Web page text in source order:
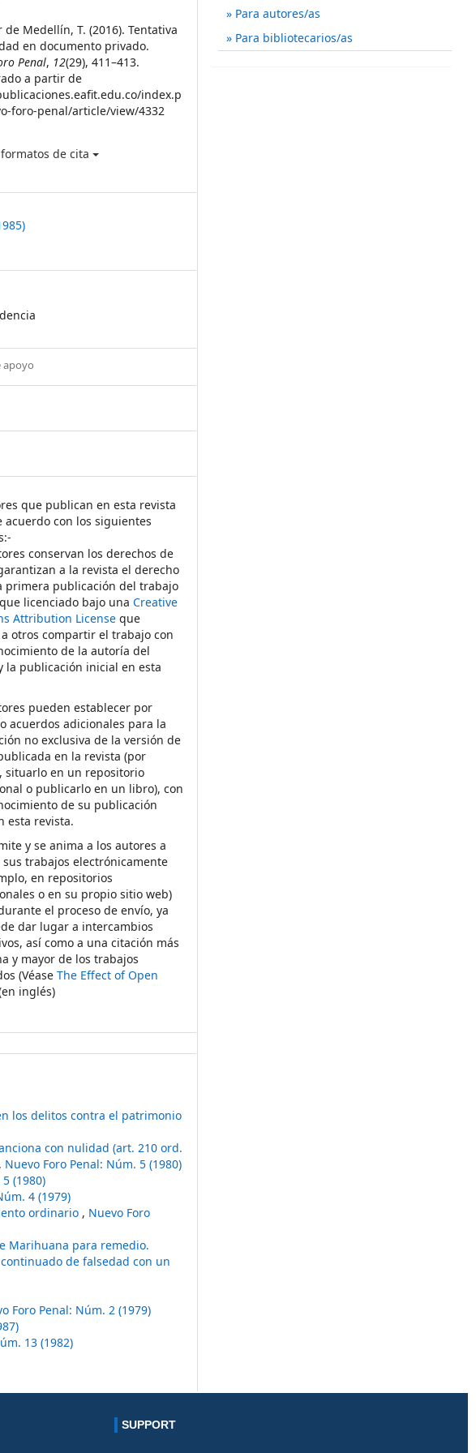
de Medellín, T. (2016). Tentativa
en documento privado.
Penal, 12(29), 411–413.
a partir de
index.p
foro-penal/article/view/4332
formatos de cita
apoyo
que publican en esta revista
acuerdo con los siguientes
conservan los derechos de
a la revista el derecho
primera publicación del trabajo
licenciado bajo unaCreative
Attribution License que
otros compartir el trabajo con
de la autoría del
la publicación inicial en esta
pueden establecer por
acuerdos adicionales para la
no exclusiva de la versión de
en la revista (por
situarlo en un repositorio
o publicarlo en un libro), con
de su publicación
esta revista.
y se anima a los autores a
trabajos electrónicamente
en repositorios
o en su propio sitio web)
el proceso de envío, ya
dar lugar a intercambios
así como a una citación más
y mayor de los trabajos
(VéaseThe Effect of Open
inglés)
los delitos contra el patrimonio
con nulidad (art. 210 ord.
, Nuevo Foro Penal: Núm. 5 (1980)
(1980)
4 (1979)
ordinario , Nuevo Foro
Marihuana para remedio.
de falsedad con un
Foro Penal: Núm. 2 (1979)
13 (1982)
Para autores/as
Para bibliotecarios/as
SUPPORT